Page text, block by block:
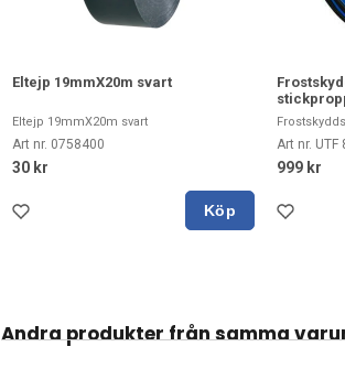
Eltejp 19mmX20m svart
Eltejp 19mmX20m svart
Art nr. 0758400
30 kr
Köp
Art nr. UTF
999 kr
Andra produkter från samma